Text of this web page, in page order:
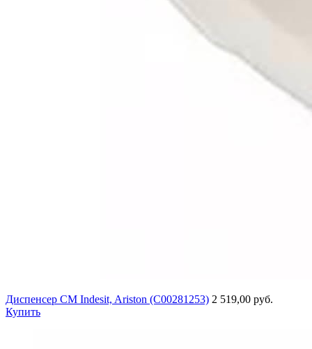
Диспенсер СМ Indesit, Ariston (C00281253) 2 519,00 руб.
Купить